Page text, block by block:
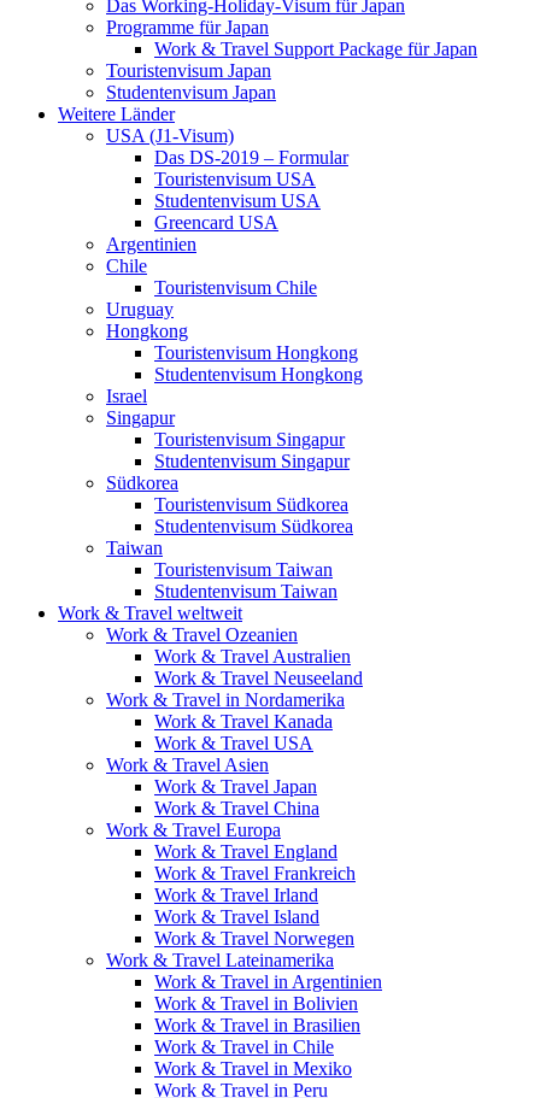
Das Working-Holiday-Visum für Japan
Programme für Japan
Work & Travel Support Package für Japan
Touristenvisum Japan
Studentenvisum Japan
Weitere Länder
USA (J1-Visum)
Das DS-2019 – Formular
Touristenvisum USA
Studentenvisum USA
Greencard USA
Argentinien
Chile
Touristenvisum Chile
Uruguay
Hongkong
Touristenvisum Hongkong
Studentenvisum Hongkong
Israel
Singapur
Touristenvisum Singapur
Studentenvisum Singapur
Südkorea
Touristenvisum Südkorea
Studentenvisum Südkorea
Taiwan
Touristenvisum Taiwan
Studentenvisum Taiwan
Work & Travel weltweit
Work & Travel Ozeanien
Work & Travel Australien
Work & Travel Neuseeland
Work & Travel in Nordamerika
Work & Travel Kanada
Work & Travel USA
Work & Travel Asien
Work & Travel Japan
Work & Travel China
Work & Travel Europa
Work & Travel England
Work & Travel Frankreich
Work & Travel Irland
Work & Travel Island
Work & Travel Norwegen
Work & Travel Lateinamerika
Work & Travel in Argentinien
Work & Travel in Bolivien
Work & Travel in Brasilien
Work & Travel in Chile
Work & Travel in Mexiko
Work & Travel in Peru